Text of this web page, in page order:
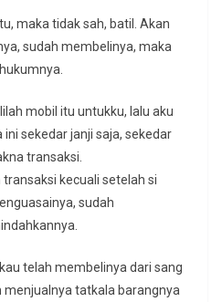
maka tidak sah, batil. Akan
sudah membelinya, maka
mobil itu untukku, lalu aku
sekedar janji saja, sekedar
transaksi.
kecuali setelah si
sudah
telah membelinya dari sang
menjualnya tatkala barangnya